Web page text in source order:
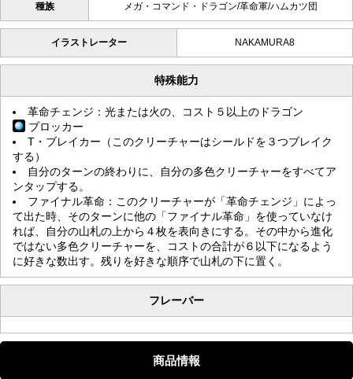
種族 メガ・コマンド・ドラゴン/革命軍/ハムカツ団
イラストレーター NAKAMURA8
特殊能力
革命チェンジ：光または火の、コスト５以上のドラゴン
ブロッカー
T・ブレイカー（このクリーチャーはシールドを３つブレイク
する）
自分のターンの終わりに、自分の多色クリーチャーをすべてア
ンタップする。
ファイナル革命：このクリーチャーが「革命チェンジ」によっ
て出た時、そのターンに他の「ファイナル革命」を使っていなけ
れば、自分の山札の上から４枚を表向きにする。その中から進化
ではない多色クリーチャーを、コストの合計が６以下になるよう
に好きな数出す。残りを好きな順序で山札の下に置く。
フレーバー
商品情報